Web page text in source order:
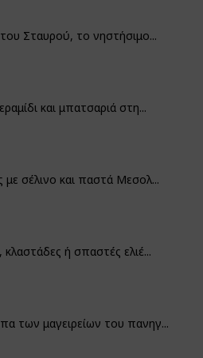
Σταυρού, το νηστήσιμο...
και μπατσαριά στη...
με σέλινο και παστά Μεσολ...
κλαστάδες ή σπαστές ελιέ...
των μαγειρείων του πανηγ...